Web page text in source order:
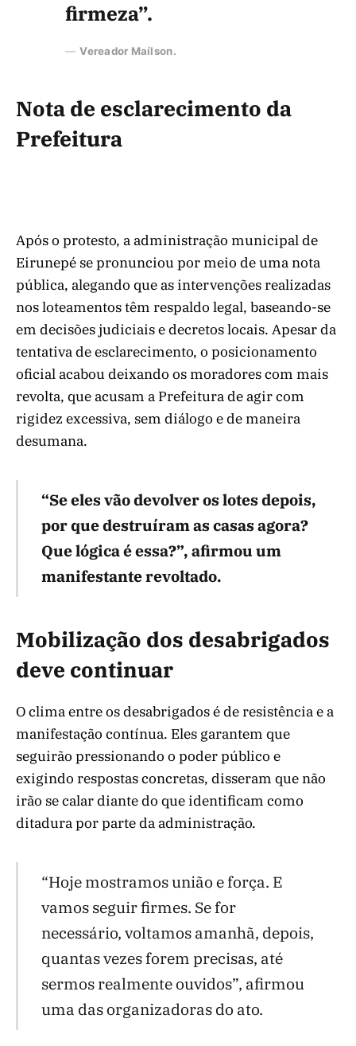
firmeza”.
Vereador Maílson.
Nota de esclarecimento da
Prefeitura
Após o protesto, a administração municipal de
Eirunepé se pronunciou por meio de uma nota
pública, alegando que as intervenções realizadas
nos loteamentos têm respaldo legal, baseando-se
em decisões judiciais e decretos locais. Apesar da
tentativa de esclarecimento, o posicionamento
oficial acabou deixando os moradores com mais
revolta, que acusam a Prefeitura de agir com
rigidez excessiva, sem diálogo e de maneira
desumana.
“Se eles vão devolver os lotes depois,
por que destruíram as casas agora?
Que lógica é essa?”, afirmou um
manifestante revoltado.
Mobilização dos desabrigados
deve continuar
O clima entre os desabrigados é de resistência e a
manifestação contínua. Eles garantem que
seguirão pressionando o poder público e
exigindo respostas concretas, disseram que não
irão se calar diante do que identificam como
ditadura por parte da administração.
“Hoje mostramos união e força. E
vamos seguir firmes. Se for
necessário, voltamos amanhã, depois,
quantas vezes forem precisas, até
sermos realmente ouvidos”, afirmou
uma das organizadoras do ato.